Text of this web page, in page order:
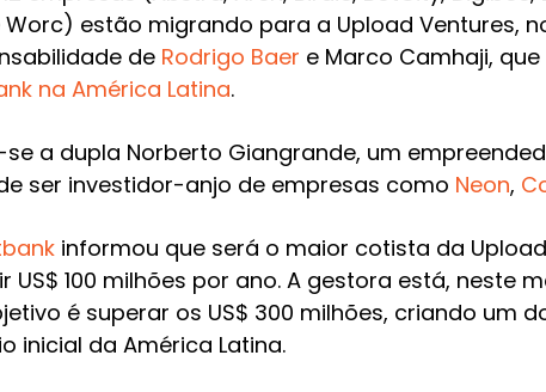
Worc) estão migrando para a Upload Ventures,
de Rodrigo Baer e Marco Camhaji,
na América Latina.
a dupla Norberto Giangrande, um
ser investidor-anjo de empresas como Neon,
informou que será o maior cotista da
US$ 100 milhões por ano. A gestora está,
é superar os US$ 300 milhões, criando um
inicial da América Latina.